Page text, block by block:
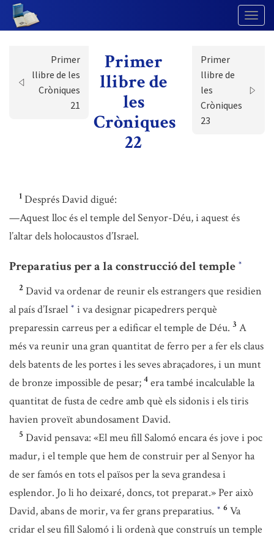
Primer
llibre de les
Cròniques
21
Primer
llibre de
les
Cròniques
22
Primer
llibre de
les
Cròniques
23
1 Després David digué:
—Aquest lloc és el temple del Senyor-Déu, i aquest és
l’altar dels holocaustos d’Israel.
Preparatius per a la construcció del temple *
2 David va ordenar de reunir els estrangers que residien
al país d’Israel * i va designar picapedrers perquè
preparessin carreus per a edificar el temple de Déu. 3 A
més va reunir una gran quantitat de ferro per a fer els claus
dels batents de les portes i les seves abraçadores, i un munt
de bronze impossible de pesar; 4 era també incalculable la
quantitat de fusta de cedre amb què els sidonis i els tiris
havien proveït abundosament David.
5 David pensava: «El meu fill Salomó encara és jove i poc
madur, i el temple que hem de construir per al Senyor ha
de ser famós en tots el països per la seva grandesa i
esplendor. Jo li ho deixaré, doncs, tot preparat.» Per això
David, abans de morir, va fer grans preparatius. * 6 Va
cridar el seu fill Salomó i li ordenà que construís un temple